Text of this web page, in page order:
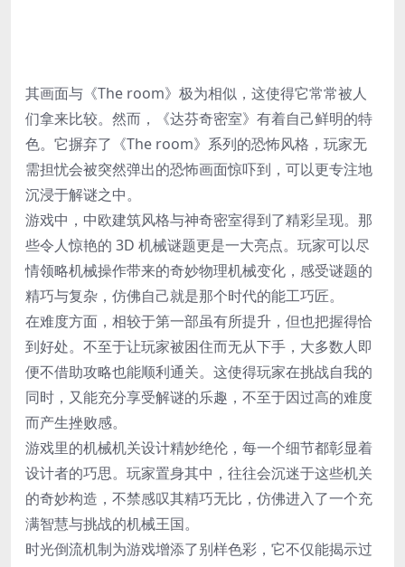
其画面与《The room》极为相似，这使得它常常被人
们拿来比较。然而，《达芬奇密室》有着自己鲜明的特
色。它摒弃了《The room》系列的恐怖风格，玩家无
需担忧会被突然弹出的恐怖画面惊吓到，可以更专注地
沉浸于解谜之中。
游戏中，中欧建筑风格与神奇密室得到了精彩呈现。那
些令人惊艳的 3D 机械谜题更是一大亮点。玩家可以尽
情领略机械操作带来的奇妙物理机械变化，感受谜题的
精巧与复杂，仿佛自己就是那个时代的能工巧匠。
在难度方面，相较于第一部虽有所提升，但也把握得恰
到好处。不至于让玩家被困住而无从下手，大多数人即
便不借助攻略也能顺利通关。这使得玩家在挑战自我的
同时，又能充分享受解谜的乐趣，不至于因过高的难度
而产生挫败感。
游戏里的机械机关设计精妙绝伦，每一个细节都彰显着
设计者的巧思。玩家置身其中，往往会沉迷于这些机关
的奇妙构造，不禁感叹其精巧无比，仿佛进入了一个充
满智慧与挑战的机械王国。
时光倒流机制为游戏增添了别样色彩，它不仅能揭示过